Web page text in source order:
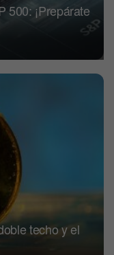
500: ¡Prepárate
techo y el